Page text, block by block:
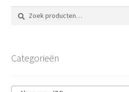
Zoeken
naar:
Zoeken
Categorieën